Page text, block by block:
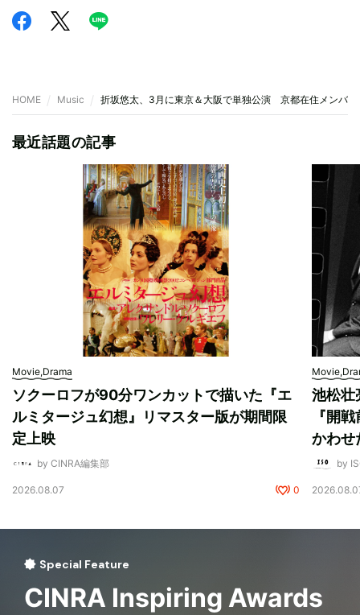
HOME Music 折坂悠太、3月に東京＆大阪で単独公演 京都在住メンバー
最近話題の記事
Movie,Drama
ソクーロフが90分ワンカットで描いた『エ
ルミタージュ幻想』リマスター版が期間限
定上映
by CINRA編集部
2026.08.07 0
池松壮
『開
かわせ
by
Special Feature
CINRA Inspiring Awards